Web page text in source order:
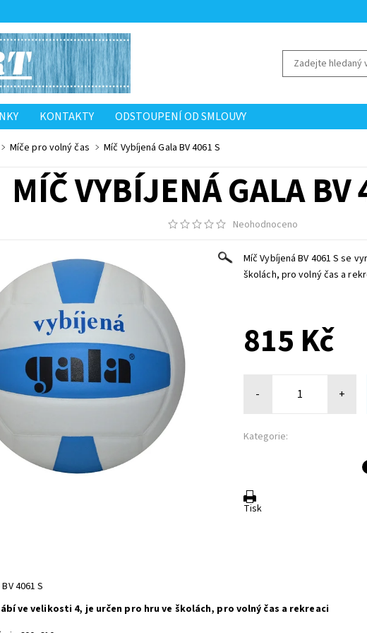
KONTAKTY ODSTOUPENÍ OD SMLOUVY
Míče pro volný čas Míč Vybíjená Gala BV 4061 S
MÍČ VYBÍJENÁ GALA BV
Neohodnoceno
Míč Vybíjená BV 4061 S se
školách, pro volný čas a
815 Kč
- +
Kategorie:
Tisk
4061 S
ve velikosti 4, je určen pro hru ve školách, pro volný čas a rekreaci